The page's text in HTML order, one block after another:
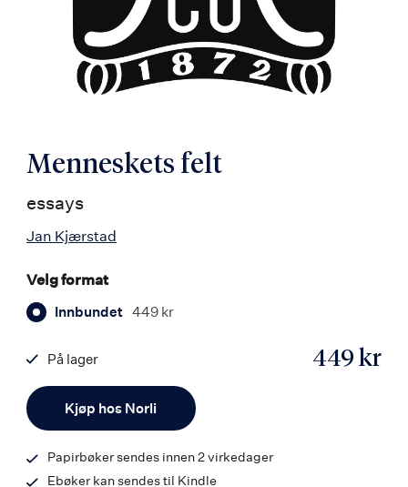
Menneskets felt
essays
Jan Kjærstad
Velg format
Innbundet 449 kr
Kjøp hos Norli
449 kr
På lager
9788203178788
Papirbøker sendes innen 2 virkedager
Ebøker kan sendes til Kindle